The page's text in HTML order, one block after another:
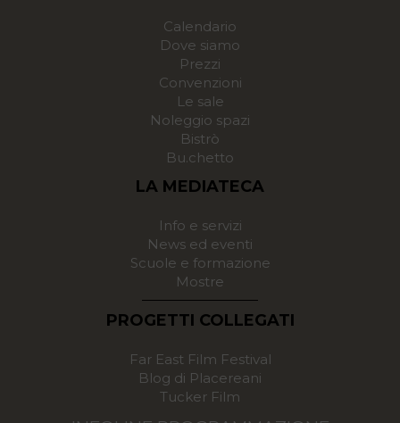
Calendario
Dove siamo
Prezzi
Convenzioni
Le sale
Noleggio spazi
Bistrò
Bu.chetto
LA MEDIATECA
Info e servizi
News ed eventi
Scuole e formazione
Mostre
PROGETTI COLLEGATI
Far East Film Festival
Blog di Placereani
Tucker Film